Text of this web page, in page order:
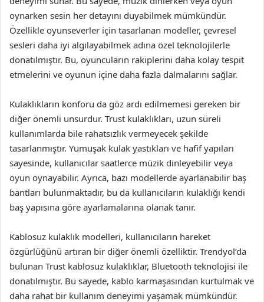
oynarken sesin her detayını duyabilmek mümkündür.
Özellikle oyunseverler için tasarlanan modeller, çevresel
sesleri daha iyi algılayabilmek adına özel teknolojilerle
donatılmıştır. Bu, oyuncuların rakiplerini daha kolay tespit
etmelerini ve oyunun içine daha fazla dalmalarını sağlar.
Kulaklıkların konforu da göz ardı edilmemesi gereken bir
diğer önemli unsurdur. Trust kulaklıkları, uzun süreli
kullanımlarda bile rahatsızlık vermeyecek şekilde
tasarlanmıştır. Yumuşak kulak yastıkları ve hafif yapıları
sayesinde, kullanıcılar saatlerce müzik dinleyebilir veya
oyun oynayabilir. Ayrıca, bazı modellerde ayarlanabilir baş
bantları bulunmaktadır, bu da kullanıcıların kulaklığı kendi
baş yapısına göre ayarlamalarına olanak tanır.
Kablosuz kulaklık modelleri, kullanıcıların hareket
özgürlüğünü artıran bir diğer önemli özelliktir. Trendyol’da
bulunan Trust kablosuz kulaklıklar, Bluetooth teknolojisi ile
donatılmıştır. Bu sayede, kablo karmaşasından kurtulmak ve
daha rahat bir kullanım deneyimi yaşamak mümkündür.